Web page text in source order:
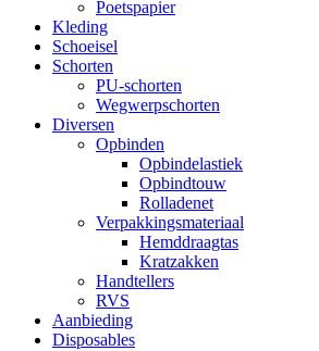
Poetspapier
Kleding
Schoeisel
Schorten
PU-schorten
Wegwerpschorten
Diversen
Opbinden
Opbindelastiek
Opbindtouw
Rolladenet
Verpakkingsmateriaal
Hemddraagtas
Kratzakken
Handtellers
RVS
Aanbieding
Disposables